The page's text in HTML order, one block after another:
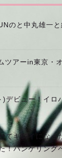
のと中丸雄一と
ツアーin東京・
)デビュー！イロ
てキレイになっ
！バンゲリング